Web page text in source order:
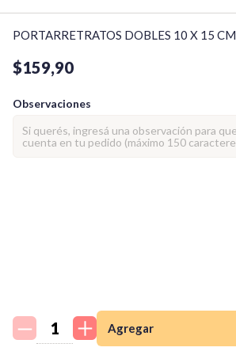
tienda así para mi
emprendimiento!
PORTARRETRATOS DOBLES 10 X 15 CM
$159,90
Observaciones
Agregar